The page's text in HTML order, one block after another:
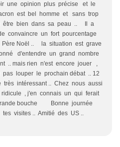
une opinion plus précise et le
est bel homme et sans trop
être bien dans sa peau .. Il a
convaincre un fort pourcentage
Noël .. la situation est grave
d'entendre un grand nombre
.. mais rien n'est encore jouer ,
louper le prochain débat .. 12
intéressant .. Chez nous aussi
, j'en connais un qui ferait
bouche Bonne journée
tes visites .. Amitié des US ..